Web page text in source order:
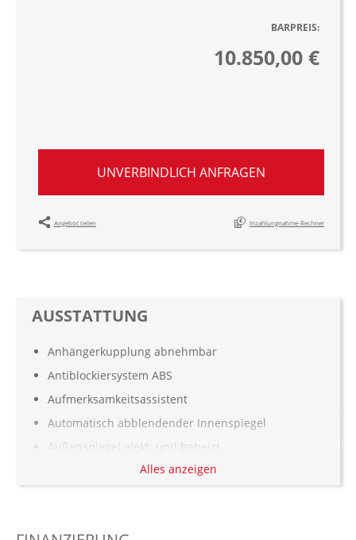
BARPREIS:
10.850,00 €
UNVERBINDLICH ANFRAGEN
Angebot teilen Inzahlungnahme-Rechner
AUSSTATTUNG
Anhängerkupplung abnehmbar
Antiblockiersystem ABS
Aufmerksamkeitsassistent
Automatisch abblendender Innenspiegel
Außenspiegel elekt. und beheizt
BerganfahrassistentAlles anzeigen